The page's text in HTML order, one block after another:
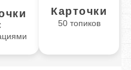
Карточки
50 топиков